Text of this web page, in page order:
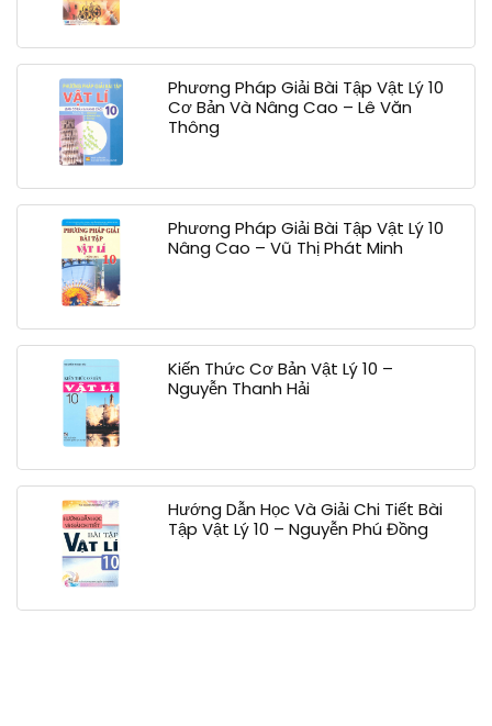
Phương Pháp Giải Bài Tập Vật Lý 10
Cơ Bản Và Nâng Cao – Lê Văn
Thông
Phương Pháp Giải Bài Tập Vật Lý 10
Nâng Cao – Vũ Thị Phát Minh
Kiến Thức Cơ Bản Vật Lý 10 –
Nguyễn Thanh Hải
Hướng Dẫn Học Và Giải Chi Tiết Bài
Tập Vật Lý 10 – Nguyễn Phú Đồng